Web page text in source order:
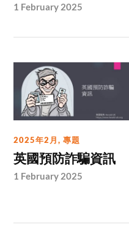
1 February 2025
2025年2月,專題
英國預防詐騙資訊
1 February 2025